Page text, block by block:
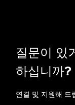
질문이 있
하십니까?
연결 및 지원해 드